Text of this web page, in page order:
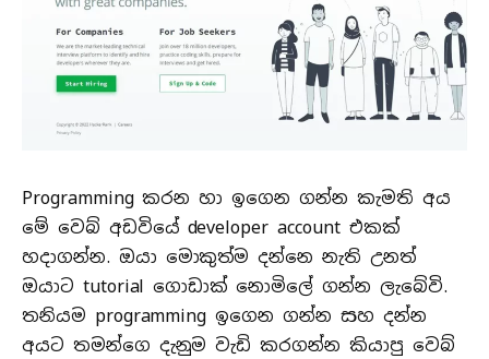
Programming කරන හා ඉගෙන ගන්න කැමති අය
මේ වෙබ් අඩවියේ developer account එකක්
හදාගන්න. ඔයා මොකුත්ම දන්නෙ නැති උනත්
ඔයාට tutorial ගොඩාක් නොමිලේ ගන්න ලැබේවි.
තනියම programming ඉගෙන ගන්න සහ දන්න
අයට තමන්ගෙ දැනුම වැඩි කරගන්න කියාපු වෙබ්